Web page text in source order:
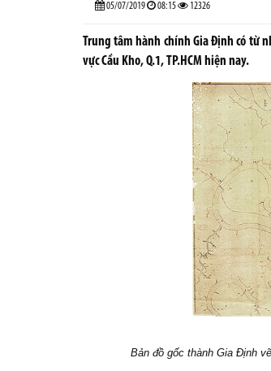
05/07/2019 08:15 12326
Trung tâm hành chính Gia Định có từ
vực Cầu Kho, Q.1, TP.HCM hiện nay.
Bản đồ gốc thành Gia Định